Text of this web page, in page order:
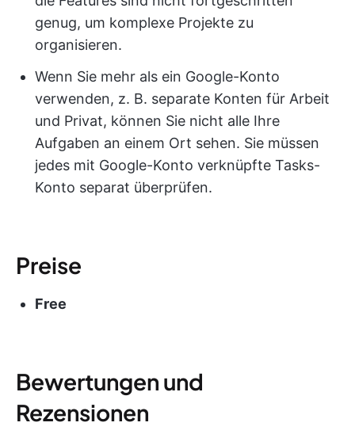
genug, um komplexe Projekte zu
organisieren.
Wenn Sie mehr als ein Google-Konto
verwenden, z. B. separate Konten für Arbeit
und Privat, können Sie nicht alle Ihre
Aufgaben an einem Ort sehen. Sie müssen
jedes mit Google-Konto verknüpfte Tasks-
Konto separat überprüfen.
Preise
Free
Bewertungen und
Rezensionen